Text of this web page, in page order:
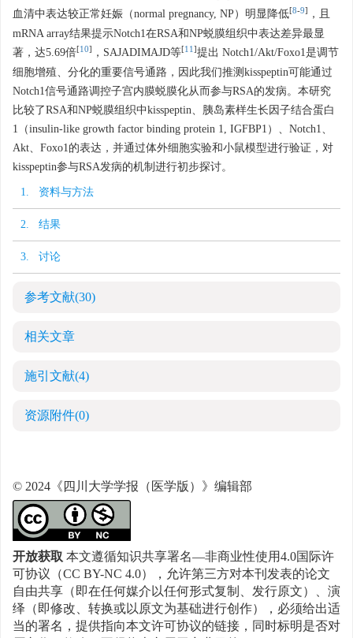
血清中表达较正常妊娠（normal pregnancy, NP）明显降低[8-9]
，且
mRNA array结果提示Notch1在RSA和NP蜕膜组织中表达差异最显
著，达5.69倍[10] ，SAJADIMAJD等[11]提出 Notch1/Akt/Foxo1是调节
细胞增殖、分化的重要信号通路，因此我们推测kisspeptin可能通过
Notch1信号通路调控子宫内膜蜕膜化从而参与RSA的发病。本研究
比较了RSA和NP蜕膜组织中kisspeptin、胰岛素样生长因子结合蛋白
1（insulin-like growth factor binding protein 1, IGFBP1）、Notch1、
Akt、Foxo1的表达，并通过体外细胞实验和小鼠模型进行验证，对
kisspeptin参与RSA发病的机制进行初步探讨。
1. 资料与方法
2. 结果
3. 讨论
参考文献(30)
相关文章
施引文献(4)
资源附件(0)
© 2024《四川大学学报（医学版）》编辑部
开放获取本文遵循知识共享署名—非商业性使用4.0国际许
可协议（CC BY-NC 4.0），允许第三方对本刊发表的论文
自由共享（即在任何媒介以任何形式复制、发行原文）、演
绎（即修改、转换或以原文为基础进行创作），必须给出适
当的署名，提供指向本文许可协议的链接，同时标明是否对